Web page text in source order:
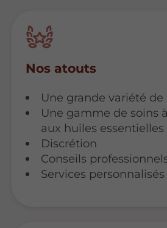
Nos atouts
Une grande variété
Une gamme de soins
aux huiles essentielles
Discrétion
Conseils
Services personnalisés